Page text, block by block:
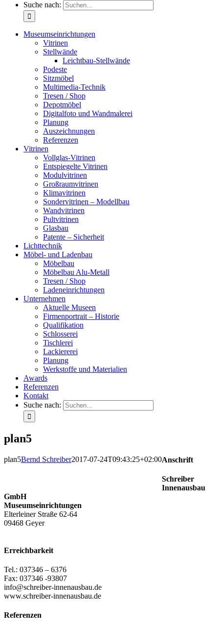
Suche nach:
Museumseinrichtungen
Vitrinen
Stellwände
Leichtbau-Stellwände
Podeste
Sitzmöbel
Multimedia-Technik
Tresen / Shop
Depotmöbel
Digitalfoto und Wandmalerei
Planung
Auszeichnungen
Referenzen
Vitrinen
Vollglas-Vitrinen
Entspiegelte Vitrinen
Modulvitrinen
Großraumvitrinen
Klimavitrinen
Sondervitrinen – Modellbau
Wandvitrinen
Pultvitrinen
Glasbau
Patente – Sicherheit
Lichttechnik
Möbel- und Ladenbau
Möbelbau
Möbelbau Alu-Metall
Tresen / Shop
Ladeneinrichtungen
Unternehmen
Aktuelle Museen
Firmenportrait – Historie
Qualifikation
Schlosserei
Tischlerei
Lackiererei
Planung
Werkstoffe und Materialien
Awards
Referenzen
Kontakt
Suche nach:
plan5
plan5Bernd Schreiber2017-07-24T09:43:25+02:00Anschrift
Schreiber
Innenausbau
GmbH
Museumseinrichtungen
Elterleiner Straße 62-64
09468 Geyer
Erreichbarkeit
Tel.: 037346 – 6376
Fax: 037346 -93807
info@schreiber-innenausbau.de
www.schreiber-innenausbau.de
Referenzen